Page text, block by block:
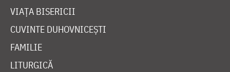
VIAȚA BISERICII
CUVINTE DUHOVNICEȘTI
FAMILIE
LITURGICĂ